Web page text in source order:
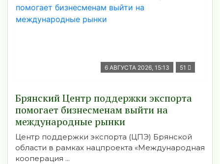
6 АВГУСТА 2026, 15:13 51
Брянский Центр поддержки экспорта
помогает бизнесменам выйти на
международные рынки
Центр поддержки экспорта (ЦПЭ) Брянской
области в рамках нацпроекта «Международная
кооперация ...